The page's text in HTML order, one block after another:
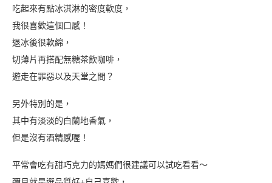
吃起來有點冰淇淋的密度軟度，
我很喜歡這個口感！
退冰後很軟綿，
切薄片再搭配無糖茶飲咖啡，
遊走在罪惡以及天堂之間？
另外特別的是，
其中有淡淡的白蘭地香氣，
但是沒有酒精感喔！
平常會吃有甜巧克力的媽媽們很建議可以試吃看看～